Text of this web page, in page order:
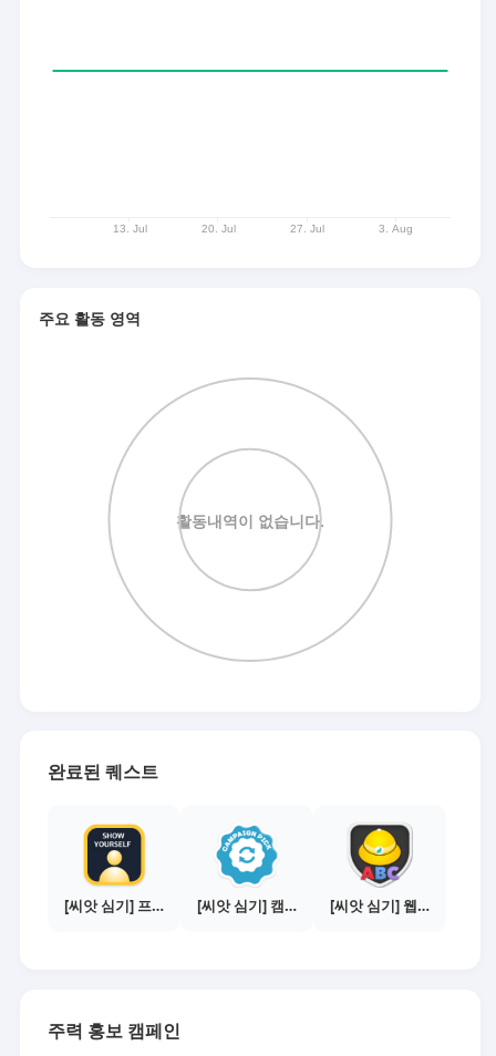
주요 활동 영역
완료된 퀘스트
[씨앗 심기] 프로필 사진 등록하기 [씨앗 심기] 캠페인 선택하기 - PICK 1개 [씨앗 심기] 웹툰보기 - 수익내기 편
주력 홍보 캠페인